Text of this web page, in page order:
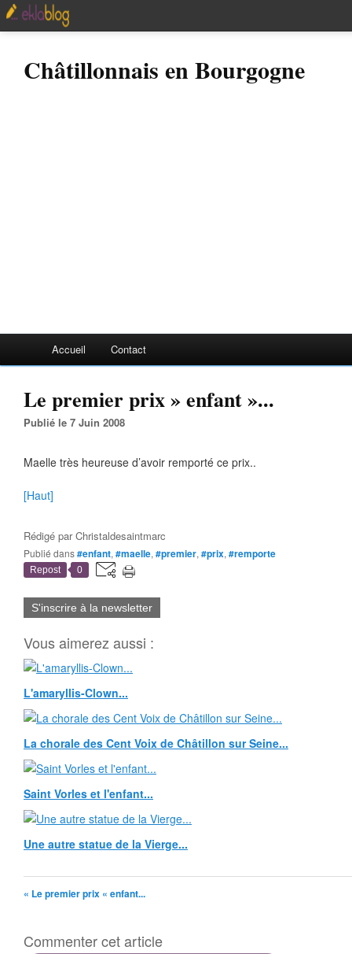
Châtillonnais en Bourgogne
Accueil Contact
Le premier prix » enfant »...
Publié le 7 Juin 2008
Maelle très heureuse d’avoir remporté ce prix..
[Haut]
Rédigé parChristaldesaintmarc
Publié dans#enfant, #maelle, #premier, #prix, #remporte
Repost 0
S'inscrire à la newsletter
Vous aimerez aussi :
L'amaryllis-Clown...
La chorale des Cent Voix de Châtillon sur Seine...
Saint Vorles et l'enfant...
Une autre statue de la Vierge...
« Le premier prix « enfant...
Commenter cet article